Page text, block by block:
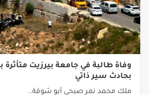
وفاة طالبة في جامعة بيرزيت متأثرة
بحادث سير ذاتي
ملك محمد نمر صبحي أبو شوقة..